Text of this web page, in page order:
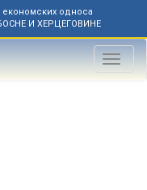
односа
И ХЕРЦЕГОВИНЕ
Toggle